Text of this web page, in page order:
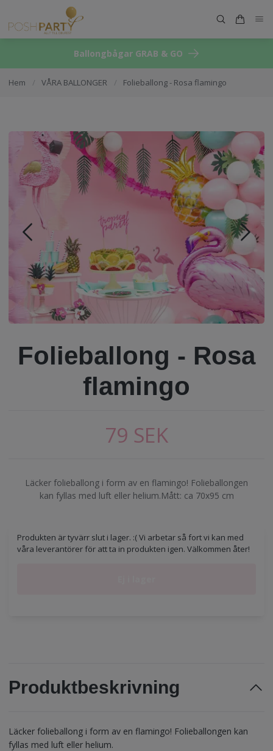
Ballongbågar GRAB & GO
Hem / VÅRA BALLONGER / Folieballong - Rosa flamingo
Folieballong - Rosa
flamingo
79 SEK
Läcker folieballong i form av en flamingo! Folieballongen
kan fyllas med luft eller helium.Mått: ca 70x95 cm
Produkten är tyvärr slut i lager. :( Vi arbetar så fort vi kan med
våra leverantörer för att ta in produkten igen. Välkommen åter!
Produktbeskrivning
Läcker folieballong i form av en flamingo! Folieballongen kan
fyllas med luft eller helium.